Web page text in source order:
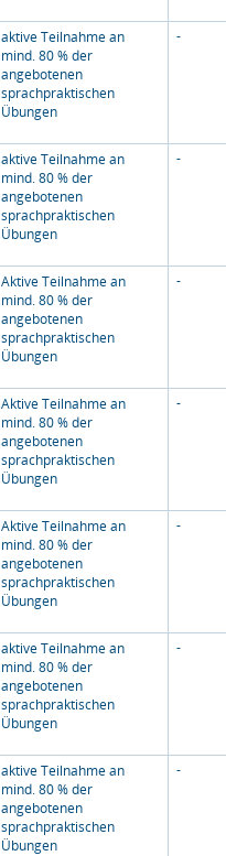
aktive Teilnahme an
mind. 80 % der
angebotenen
sprachpraktischen
Übungen
-
aktive Teilnahme an
mind. 80 % der
angebotenen
sprachpraktischen
Übungen
-
Aktive Teilnahme an
mind. 80 % der
angebotenen
sprachpraktischen
Übungen
-
Aktive Teilnahme an
mind. 80 % der
angebotenen
sprachpraktischen
Übungen
-
Aktive Teilnahme an
mind. 80 % der
angebotenen
sprachpraktischen
Übungen
-
aktive Teilnahme an
mind. 80 % der
angebotenen
sprachpraktischen
Übungen
-
aktive Teilnahme an
mind. 80 % der
angebotenen
sprachpraktischen
Übungen
-